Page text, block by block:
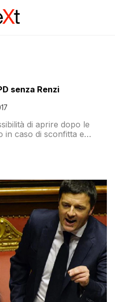
senza Renzi
di aprire dopo le
in caso di sconfitta e
con Lega e FdI. E
farebbero?